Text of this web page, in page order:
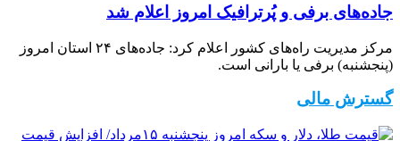
جاده‌های برفی و پُرترافیک امروز اعلام شد
مرکز مدیریت راه‌های کشور اعلام کرد: جاده‌های ۲۴ استان امروز
(پنجشنبه) برفی یا بارانی است.
گسترش مالی